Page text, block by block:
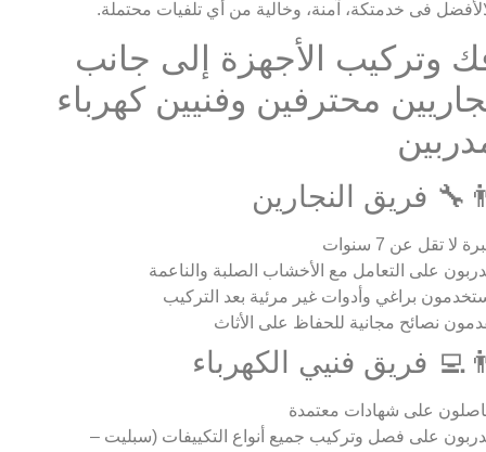
فى خدمتكة، آمنة، وخالية من أي تلفيات محتملة.
وتركيب الأجهزة إلى جانب
محترفين وفنيين كهرباء
فريق النجارين
لا تقل عن 7 سنوات
على التعامل مع الأخشاب الصلبة والناعمة
براغي وأدوات غير مرئية بعد التركيب
نصائح مجانية للحفاظ على الأثاث
فريق فنيي الكهرباء
على شهادات معتمدة
على فصل وتركيب جميع أنواع التكييفات (سبليت –